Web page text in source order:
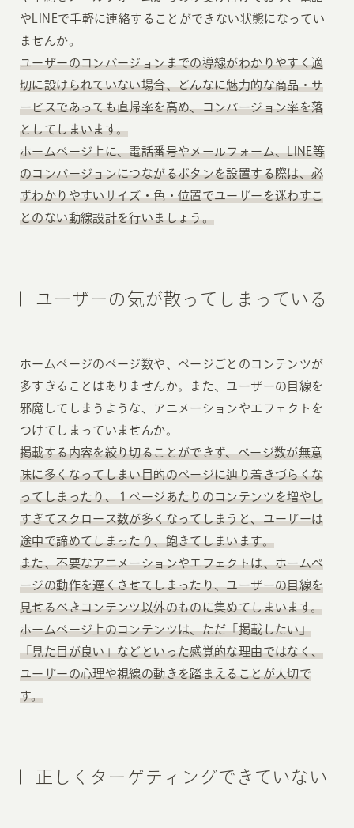
やLINEで手軽に連絡することができない状態になってい
ませんか。
ユーザーのコンバージョンまでの導線がわかりやすく適
切に設けられていない場合、どんなに魅力的な商品・サ
ービスであっても直帰率を高め、コンバージョン率を落
としてしまいます。
ホームページ上に、電話番号やメールフォーム、LINE等
のコンバージョンにつながるボタンを設置する際は、必
ずわかりやすいサイズ・色・位置でユーザーを迷わすこ
とのない動線設計を行いましょう。
ユーザーの気が散ってしまっている
ホームページのページ数や、ページごとのコンテンツが
多すぎることはありませんか。また、ユーザーの目線を
邪魔してしまうような、アニメーションやエフェクトを
つけてしまっていませんか。
掲載する内容を絞り切ることができず、ページ数が無意
味に多くなってしまい目的のページに辿り着きづらくな
ってしまったり、１ページあたりのコンテンツを増やし
すぎてスクロース数が多くなってしまうと、ユーザーは
途中で諦めてしまったり、飽きてしまいます。
また、不要なアニメーションやエフェクトは、ホームペ
ージの動作を遅くさせてしまったり、ユーザーの目線を
見せるべきコンテンツ以外のものに集めてしまいます。
ホームページ上のコンテンツは、ただ「掲載したい」
「見た目が良い」などといった感覚的な理由ではなく、
ユーザーの心理や視線の動きを踏まえることが大切で
す。
正しくターゲティングできていない